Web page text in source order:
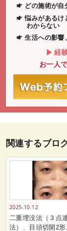
どの施術が
悩みがあるけ
わからない
生活への影響
経
お一人
関連するブロ
2025.10.12
二重埋没法（３点
法）、目頭切開Z